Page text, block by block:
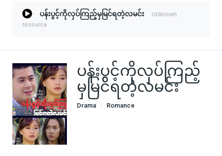
ပန်းပွင့်ကိုလှပ်ကြည့်မှမြင်ရတဲ့လမင်း
Unknown
resource
ပန်းပွင့်ကိုလှပ်ကြည့်
မှမြင်ရတဲ့လမင်း
Drama Romance